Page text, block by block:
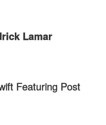
Lamar
Featuring Post